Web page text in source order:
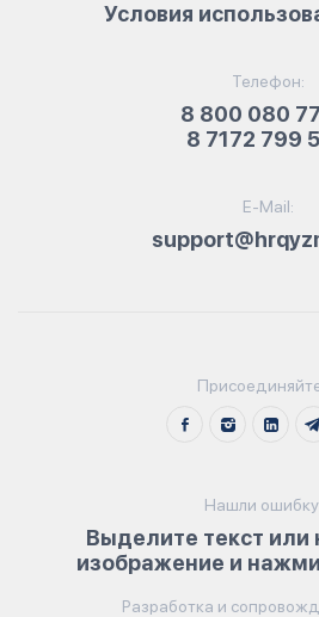
Телефон:
8 800 080
8 7172 799
E-Mail:
Условия
Нашли
Выделите текст или
изображение и
Разработка и